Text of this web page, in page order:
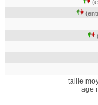
taille
age